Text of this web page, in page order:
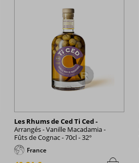
Les Rhums de Ced Ti Ced -
Arrangés - Vanille Macadamia -
Fûts de Cognac - 70cl - 32°
France